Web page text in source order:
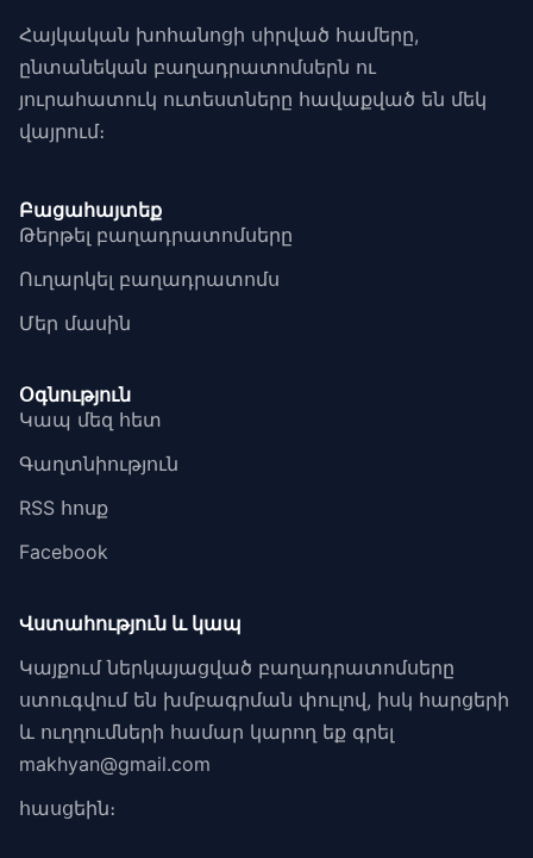
Հայկական խոհանոցի սիրված համերը,
ընտանեկան բաղադրատոմսերն ու
յուրահատուկ ուտեստները հավաքված են մեկ
վայրում։
Բացահայտեք
Թերթել բաղադրատոմսերը
Ուղարկել բաղադրատոմս
Մեր մասին
Օգնություն
Կապ մեզ հետ
Գաղտնիություն
RSS հոսք
Facebook
Վստահություն և կապ
Կայքում ներկայացված բաղադրատոմսերը
ստուգվում են խմբագրման փուլով, իսկ հարցերի
և ուղղումների համար կարող եք գրել
makhyan@gmail.com
հասցեին։